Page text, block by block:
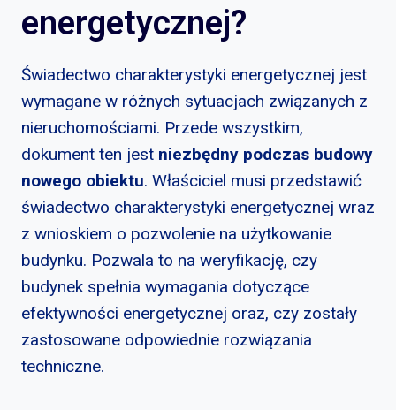
energetycznej?
Świadectwo charakterystyki energetycznej jest
wymagane w różnych sytuacjach związanych z
nieruchomościami. Przede wszystkim,
dokument ten jest niezbędny podczas budowy
nowego obiektu. Właściciel musi przedstawić
świadectwo charakterystyki energetycznej wraz
z wnioskiem o pozwolenie na użytkowanie
budynku. Pozwala to na weryfikację, czy
budynek spełnia wymagania dotyczące
efektywności energetycznej oraz, czy zostały
zastosowane odpowiednie rozwiązania
techniczne.